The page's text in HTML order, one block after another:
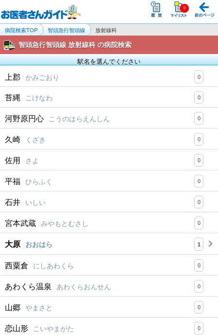
病院検索TOP 智頭急行智頭線 放射線科
智頭急行智頭線 放射線科 の病院検索
駅名を選んでください
上郡 かみごおり 0
苔縄 こけなわ 0
河野原円心 こうのはらえんしん 0
久崎 くざき 0
佐用 さよ 0
平福 ひらふく 0
石井 いしい 0
宮本武蔵 みやもとむさし 0
大原 おおはら 1
西粟倉 にしあわくら 0
あわくら温泉 あわくらおんせん 0
山郷 やまさと 0
恋山形 こいやまがた 0